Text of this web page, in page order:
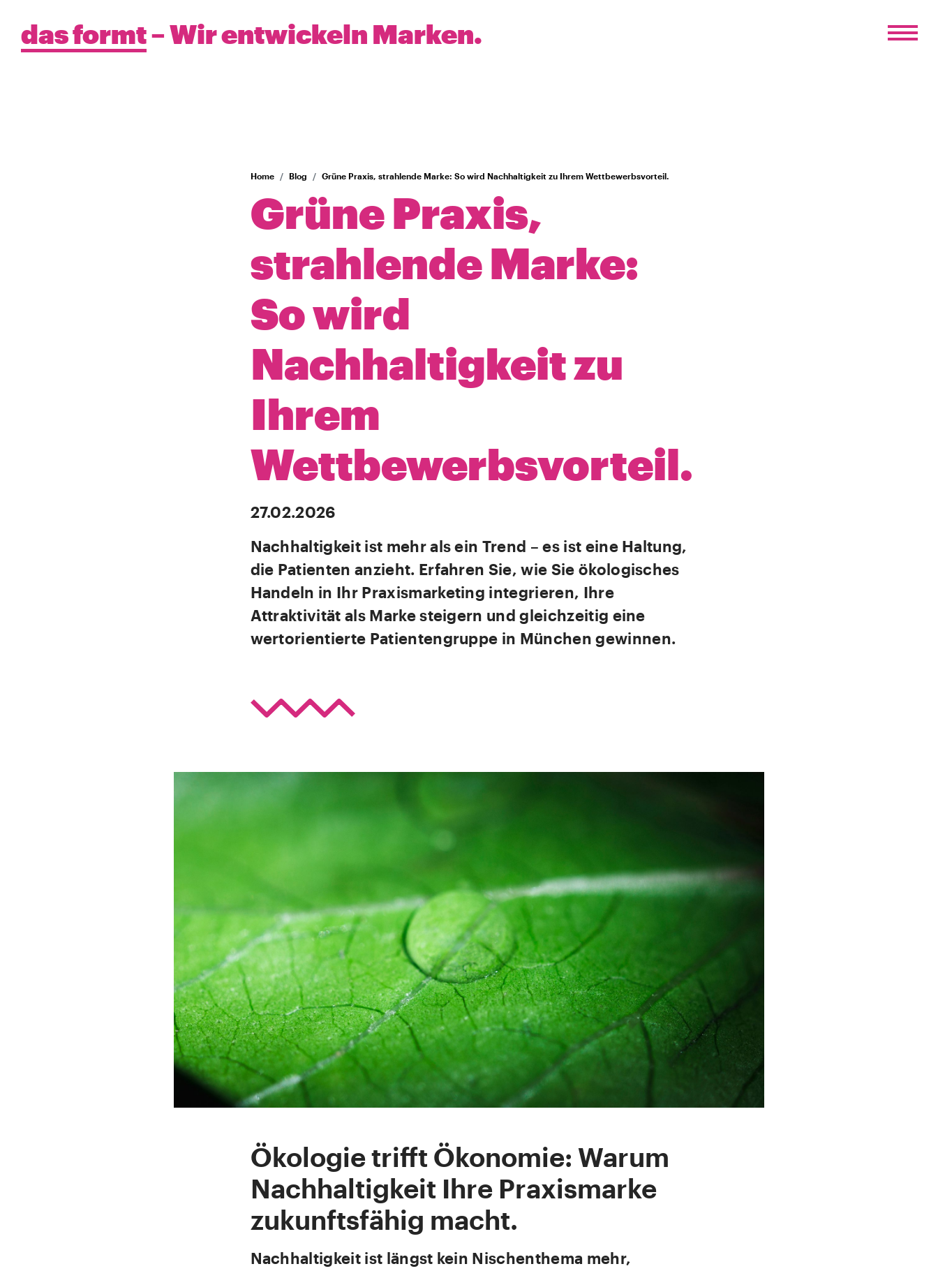
das formt– Wir entwickeln Marken.
Home Blog Grüne Praxis, strahlende Marke: So wird Nachhaltigkeit zu Ihrem Wettbewerbsvorteil.
Grüne Praxis,
strahlende Marke:
So wird
Nachhaltigkeit zu
Ihrem
Wettbewerbsvorteil.
27.02.2026
Nachhaltigkeit ist mehr als ein Trend – es ist eine Haltung,
die Patienten anzieht. Erfahren Sie, wie Sie ökologisches
Handeln in Ihr Praxismarketing integrieren, Ihre
Attraktivität als Marke steigern und gleichzeitig eine
wertorientierte Patientengruppe in München gewinnen.
Ökologie trifft Ökonomie: Warum
Nachhaltigkeit Ihre Praxismarke
zukunftsfähig macht.
Nachhaltigkeit ist längst kein Nischenthema mehr,